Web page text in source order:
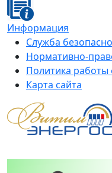
Информация
Служба
Нормативно-
Политика работы
Карта сайта